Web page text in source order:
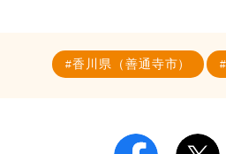
香川県（善通寺市）